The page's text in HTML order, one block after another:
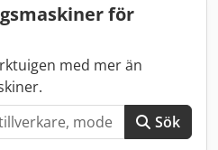
för
med mer än
Sök